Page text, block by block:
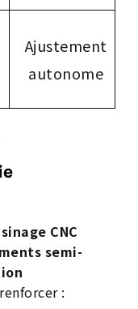
Ajustement
autonome
CNC
semi-
: